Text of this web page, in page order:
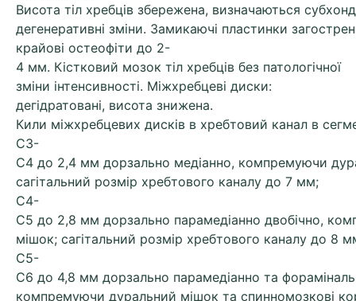
Висота тіл хребців збережена, визначаються
дегенеративні зміни. Замикаючі пластинки
крайові остеофіти до 2-
4 мм. Кістковий мозок тіл хребців без патологічної
зміни інтенсивності. Міжхребцеві диски:
дегідратовані, висота знижена.
Кили міжхребцевих дисків в хребтовий канал в
С3-
С4 до 2,4 мм дорзально медіанно, компремуючи
сагітальний розмір хребтового каналу до 7 мм;
С4-
С5 до 2,8 мм дорзально парамедіанно двобічно,
мішок; сагітальний розмір хребтового каналу до 8
С5-
С6 до 4,8 мм дорзально парамедіанно та
компремуючи дуральний мішок та спинномозкові